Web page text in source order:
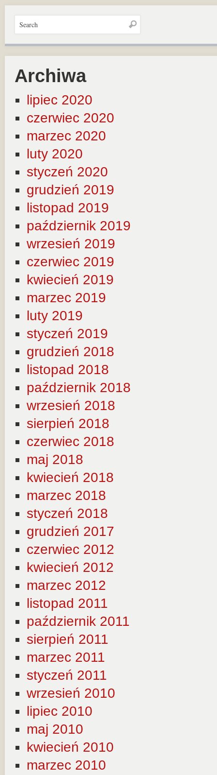
Archiwa
lipiec 2020
czerwiec 2020
marzec 2020
luty 2020
styczeń 2020
grudzień 2019
listopad 2019
październik 2019
wrzesień 2019
czerwiec 2019
kwiecień 2019
marzec 2019
luty 2019
styczeń 2019
grudzień 2018
listopad 2018
październik 2018
wrzesień 2018
sierpień 2018
czerwiec 2018
maj 2018
kwiecień 2018
marzec 2018
styczeń 2018
grudzień 2017
czerwiec 2012
kwiecień 2012
marzec 2012
listopad 2011
październik 2011
sierpień 2011
marzec 2011
styczeń 2011
wrzesień 2010
lipiec 2010
maj 2010
kwiecień 2010
marzec 2010